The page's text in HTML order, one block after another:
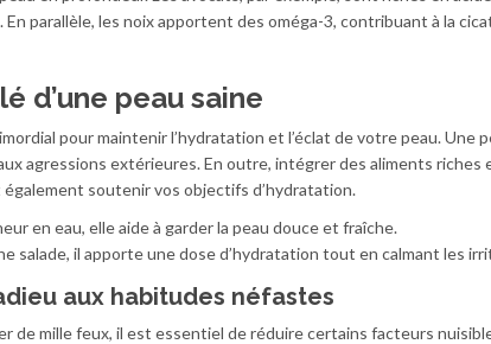
En parallèle, les noix apportent des oméga-3, contribuant à la
d’une peau saine
pour maintenir l’hydratation et l’éclat de votre peau. Une
agressions extérieures. En outre, intégrer des aliments riches
soutenir vos objectifs d’hydratation.
en eau, elle aide à garder la peau douce et fraîche.
salade, il apporte une dose d’hydratation tout en calmant les
aux habitudes néfastes
de mille feux, il est essentiel de réduire certains facteurs